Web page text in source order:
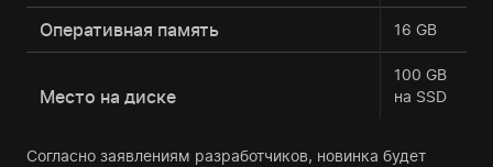
Оперативная память 16 GB
Место на диске
100 GB
на SSD
Согласно заявлениям разработчиков, новинка будет